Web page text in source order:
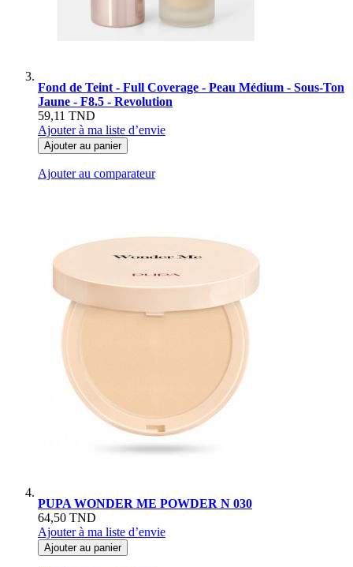
Fond de Teint - Full Coverage - Peau Médium - Sous-Ton
Jaune - F8.5 - Revolution
59,11 TND
Ajouter à ma liste d’envie
Ajouter au panier
Ajouter au comparateur
PUPA WONDER ME POWDER N 030
64,50 TND
Ajouter à ma liste d’envie
Ajouter au panier